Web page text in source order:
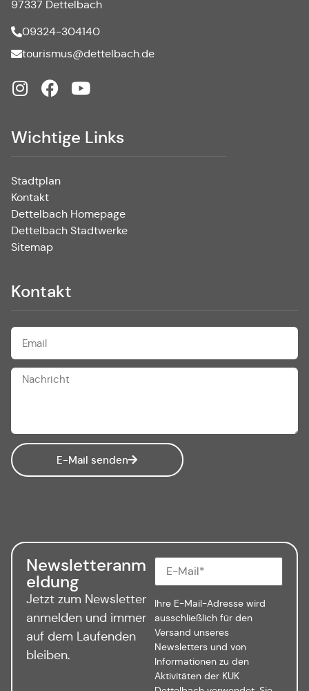
97337 Dettelbach
09324-304140
tourismus@dettelbach.de
Wichtige Links
Stadtplan
Kontakt
Dettelbach Homepage
Dettelbach Stadtwerke
Sitemap
Kontakt
E-Mail senden
Newsletteranm
eldung
Jetzt zum Newsletter
anmelden und immer
auf dem Laufenden
bleiben.
Ihre E-Mail-Adresse wird
ausschließlich für den
Versand unseres
Newsletters und von
Informationen zu den
Aktivitäten der KUK